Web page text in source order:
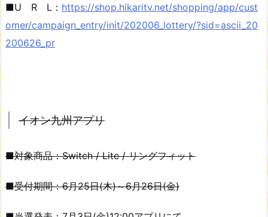
■U R L： https://shop.hikaritv.net/shopping/app/cust
omer/campaign_entry/init/202006_lottery/?sid=ascii_20
200626_pr
イオン九州アプリ
■対象商品：Switch / Lite / リングフィット
■受付期間：6月25日(木)～6月26日(金)